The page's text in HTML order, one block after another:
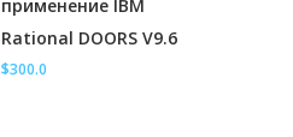
применение IBM
Rational DOORS V9.6
$300.0